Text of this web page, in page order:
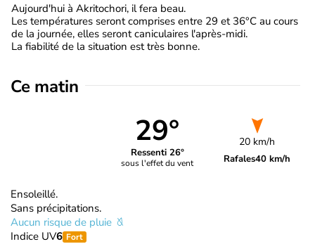
Aujourd'hui à Akritochori, il fera beau.
Les températures seront comprises entre 29 et 36°C au cours
de la journée, elles seront caniculaires l'après-midi.
La fiabilité de la situation est très bonne.
Ce matin
29°
Ressenti 26°
sous l'effet du vent
20 km/h
Rafales40 km/h
Ensoleillé.
Sans précipitations.
Aucun risque de pluie
Indice UV6 Fort